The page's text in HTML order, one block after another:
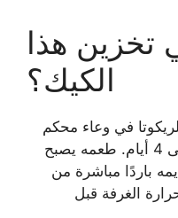
تخزين هذا
الكيك؟
في وعاء محكم
الإغلاق في الثلاجة لمدة تصل إلى 4 أيام. طعمه يصبح
باردًا مباشرة من
الغرفة قبل